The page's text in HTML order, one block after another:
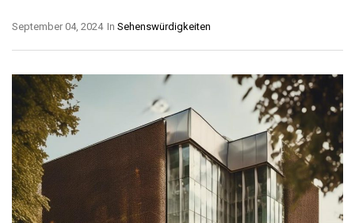
In Sehenswürdigkeiten
September 04, 2024